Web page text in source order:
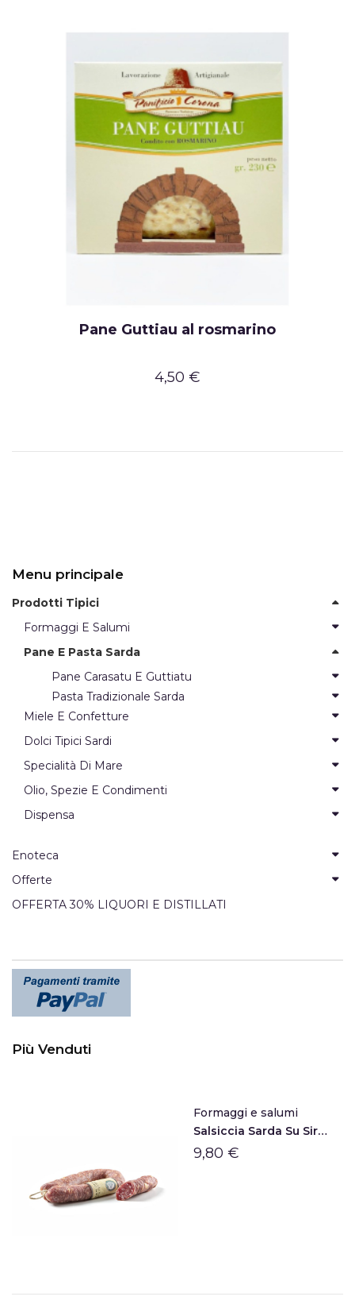
Pane Guttiau al rosmarino
4,50 €
Menu principale
Prodotti Tipici
Formaggi E Salumi
Pane E Pasta Sarda
Pane Carasatu E Guttiatu
Pasta Tradizionale Sarda
Miele E Confetture
Dolci Tipici Sardi
Specialità Di Mare
Olio, Spezie E Condimenti
Dispensa
Enoteca
Offerte
OFFERTA 30% LIQUORI E DISTILLATI
Più Venduti
Formaggi e salumi
Salsiccia Sarda Su Sirboni
9,80 €